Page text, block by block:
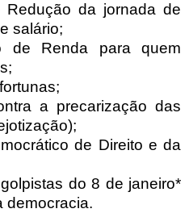
da jornada de
salário;
de Renda para quem
a precarização das
de Direito e da
do 8 de janeiro*
democracia.